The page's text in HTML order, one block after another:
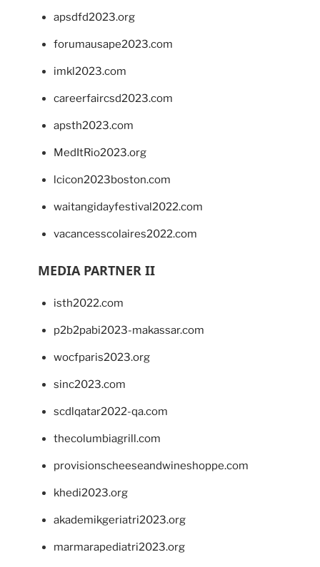
apsdfd2023.org
forumausape2023.com
imkl2023.com
careerfaircsd2023.com
apsth2023.com
MedItRio2023.org
lcicon2023boston.com
waitangidayfestival2022.com
vacancesscolaires2022.com
MEDIA PARTNER II
isth2022.com
p2b2pabi2023-makassar.com
wocfparis2023.org
sinc2023.com
scdlqatar2022-qa.com
thecolumbiagrill.com
provisionscheeseandwineshoppe.com
khedi2023.org
akademikgeriatri2023.org
marmarapediatri2023.org